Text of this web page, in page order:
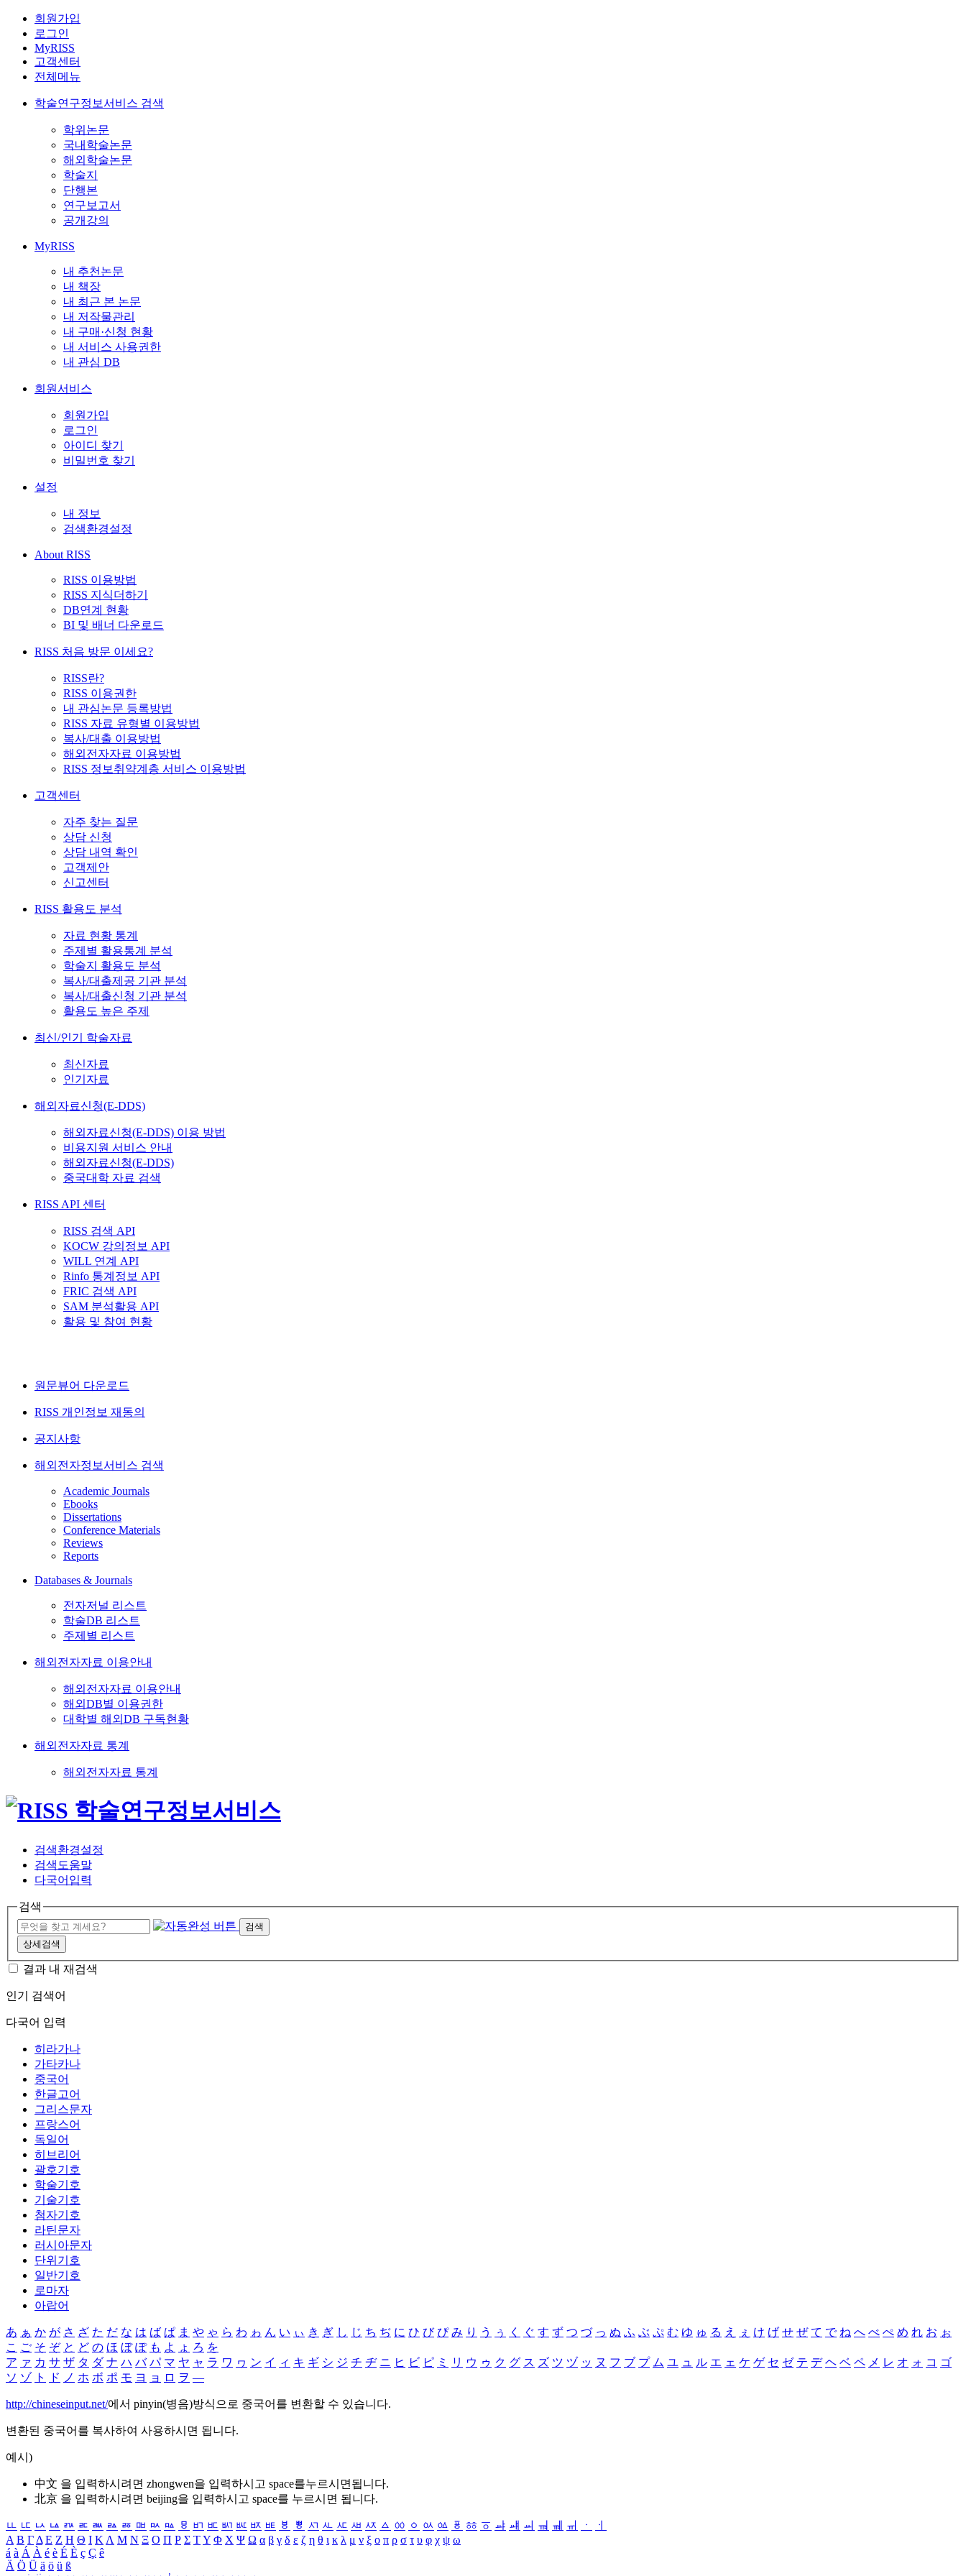
회원가입
로그인
MyRISS
고객센터
전체메뉴
학술연구정보서비스 검색
학위논문
국내학술논문
해외학술논문
학술지
단행본
연구보고서
공개강의
MyRISS
내 추천논문
내 책장
내 최근 본 논문
내 저작물관리
내 구매·신청 현황
내 서비스 사용권한
내 관심 DB
회원서비스
회원가입
로그인
아이디 찾기
비밀번호 찾기
설정
내 정보
검색환경설정
About RISS
RISS 이용방법
RISS 지식더하기
DB연계 현황
BI 및 배너 다운로드
RISS 처음 방문 이세요?
RISS란?
RISS 이용권한
내 관심논문 등록방법
RISS 자료 유형별 이용방법
복사/대출 이용방법
해외전자자료 이용방법
RISS 정보취약계층 서비스 이용방법
고객센터
자주 찾는 질문
상담 신청
상담 내역 확인
고객제안
신고센터
RISS 활용도 분석
자료 현황 통계
주제별 활용통계 분석
학술지 활용도 분석
복사/대출제공 기관 분석
복사/대출신청 기관 분석
활용도 높은 주제
최신/인기 학술자료
최신자료
인기자료
해외자료신청(E-DDS)
해외자료신청(E-DDS) 이용 방법
비용지원 서비스 안내
해외자료신청(E-DDS)
중국대학 자료 검색
RISS API 센터
RISS 검색 API
KOCW 강의정보 API
WILL 연계 API
Rinfo 통계정보 API
FRIC 검색 API
SAM 분석활용 API
활용 및 참여 현황
원문뷰어 다운로드
RISS 개인정보 재동의
공지사항
해외전자정보서비스 검색
Academic Journals
Ebooks
Dissertations
Conference Materials
Reviews
Reports
Databases & Journals
전자저널 리스트
학술DB 리스트
주제별 리스트
해외전자자료 이용안내
해외전자자료 이용안내
해외DB별 이용권한
대학별 해외DB 구독현황
해외전자자료 통계
해외전자자료 통계
검색환경설정
검색도움말
다국어입력
검색
검색
상세검색
결과 내 재검색
인기 검색어
다국어 입력
히라가나
가타카나
중국어
한글고어
그리스문자
프랑스어
독일어
히브리어
괄호기호
학술기호
기술기호
첨자기호
라틴문자
러시아문자
단위기호
일반기호
로마자
아랍어
あ ぁ か が さ ざ た だ な は ば ぱ ま や ゃ ら わ ゎ ん い ぃ き ぎ し じ ち ぢ に ひ び ぴ み り う ぅ く ぐ す ず つ づ っ ぬ ふ ぶ ぷ む ゆ ゅ る え ぇ け げ せ ぜ て で ね へ べ ぺ め れ お ぉ
こ ご そ ぞ と ど の ほ ぼ ぽ も よ ょ ろ を
ア ァ カ サ ザ タ ダ ナ ハ バ パ マ ヤ ャ ラ ワ ヮ ン イ ィ キ ギ シ ジ チ ヂ ニ ヒ ビ ピ ミ リ ウ ゥ ク グ ス ズ ツ ヅ ッ ヌ フ ブ プ ム ユ ュ ル エ ェ ケ ゲ セ ゼ テ デ ヘ ベ ペ メ レ オ ォ コ ゴ
ソ ゾ ト ド ノ ホ ボ ポ モ ヨ ョ ロ ヲ ―
http://chineseinput.net/에서 pinyin(병음)방식으로 중국어를 변환할 수 있습니다.
변환된 중국어를 복사하여 사용하시면 됩니다.
예시)
中文 을 입력하시려면 zhongwen을 입력하시고 space를누르시면됩니다.
北京 을 입력하시려면 beijing을 입력하시고 space를 누르시면 됩니다.
ㅥ ㅦ ㅧ ㅨ ㅩ ㅪ ㅫ ㅬ ㅭ ㅮ ㅯ ㅰ ㅱ ㅲ ㅳ ㅴ ㅵ ㅶ ㅷ ㅸ ㅹ ㅺ ㅻ ㅼ ㅽ ㅾ ㅿ ㆀ ㆁ ㆂ ㆃ ㆄ ㆅ ㆆ ㆇ ㆈ ㆉ ㆊ ㆋ ㆌ ㆍ
ㆎ
Α Β ΓΔ Ε Ζ Η Θ Ι ΚΛ Μ Ν Ξ Ο Π Ρ Σ ΤΥ Φ Χ Ψ Ω α β γ δ ε ζ η θ ι κ λ μ ν ξ ο π ρ σ τ υ φ χ ψ ω
á à Á À é è É È ç Ç ê
Ä Ö Ü ä ö ü ß